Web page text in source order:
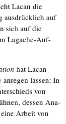
Lacan die
aus­drück­lich auf
sich auf die
Lag­a­che-Auf­
hat Lacan
anre­gen las­sen: In
von
des­sen Ana­
Arbeit von